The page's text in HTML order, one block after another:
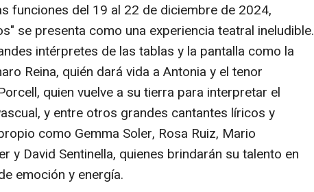
funciones del 19 al 22 de diciembre de 2024,
se presenta como una experiencia teatral ineludible.
intérpretes de las tablas y la pantalla como la
Reina, quién dará vida a Antonia y el tenor
quien vuelve a su tierra para interpretar el
y entre otros grandes cantantes líricos y
como Gemma Soler, Rosa Ruiz, Mario
y David Sentinella, quienes brindarán su talento en
emoción y energía.